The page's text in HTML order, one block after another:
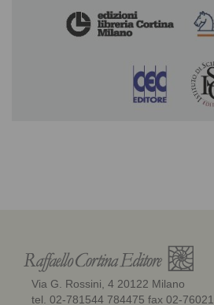
Via G. Rossini, 4 20122 Milano
tel. 02-781544 784475 fax 02-